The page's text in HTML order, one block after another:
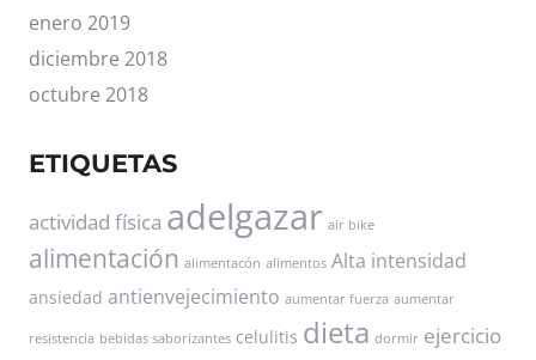
enero 2019
diciembre 2018
octubre 2018
ETIQUETAS
actividad física adelgazar air bike
alimentación alimentacón alimentos Alta intensidad
ansiedad antienvejecimiento aumentar fuerza aumentar
resistencia bebidas saborizantes celulitis dieta dormir ejercicio